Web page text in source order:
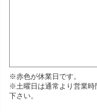
※赤色が休業日です。
※土曜日は通常より営業時
下さい。